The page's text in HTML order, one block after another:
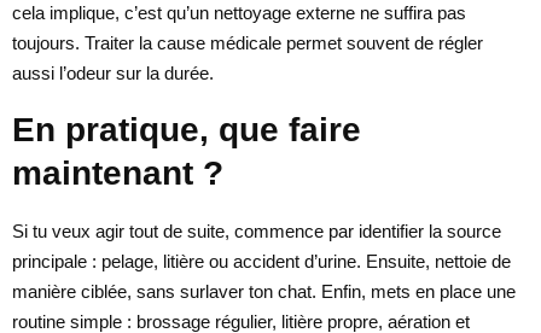
cela implique, c’est qu’un nettoyage externe ne suffira pas
toujours. Traiter la cause médicale permet souvent de régler
aussi l’odeur sur la durée.
En pratique, que faire
maintenant ?
Si tu veux agir tout de suite, commence par identifier la source
principale : pelage, litière ou accident d’urine. Ensuite, nettoie de
manière ciblée, sans surlaver ton chat. Enfin, mets en place une
routine simple : brossage régulier, litière propre, aération et